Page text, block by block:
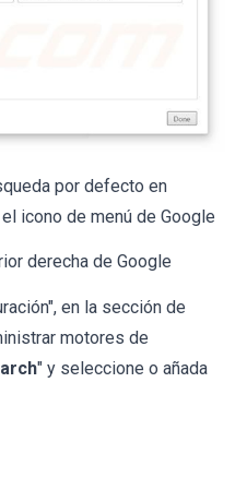
por defecto en
icono de menú de Google
derecha de Google
en la sección de
motores de
" y seleccione o añada